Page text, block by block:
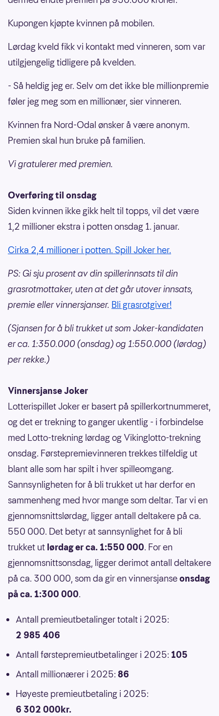
Kupongen kjøpte kvinnen på mobilen.
Lørdag kveld fikk vi kontakt med vinneren, som var
utilgjengelig tidligere på kvelden.
- Så heldig jeg er. Selv om det ikke ble millionpremie
føler jeg meg som en millionær, sier vinneren.
Kvinnen fra Nord-Odal ønsker å være anonym.
Premien skal hun bruke på familien.
Vi gratulerer med premien.
Overføring til onsdag
Siden kvinnen ikke gikk helt til topps, vil det være
1,2 millioner ekstra i potten onsdag 1. januar.
Cirka 2,4 millioner i potten. Spill Joker her.
PS: Gi sju prosent av din spillerinnsats til din
grasrotmottaker, uten at det går utover innsats,
premie eller vinnersjanser. Bli grasrotgiver!
(Sjansen for å bli trukket ut som Joker-kandidaten
er ca. 1:350.000 (onsdag) og 1:550.000 (lørdag)
per rekke.)
Vinnersjanse Joker
Lotterispillet Joker er basert på spillerkortnummeret,
og det er trekning to ganger ukentlig - i forbindelse
med Lotto-trekning lørdag og Vikinglotto-trekning
onsdag. Førstepremievinneren trekkes tilfeldig ut
blant alle som har spilt i hver spilleomgang.
Sannsynligheten for å bli trukket ut har derfor en
sammenheng med hvor mange som deltar. Tar vi en
gjennomsnittslørdag, ligger antall deltakere på ca.
550 000. Det betyr at sannsynlighet for å bli
trukket ut lørdag er ca. 1:550 000. For en
gjennomsnittsonsdag, ligger derimot antall deltakere
på ca. 300 000, som da gir en vinnersjanseonsdag
på ca. 1:300 000.
Antall premieutbetalinger totalt i 2025:
2 985 406
Antall førstepremieutbetalinger i 2025: 105
Antall millionærer i 2025: 86
Høyeste premieutbetaling i 2025:
6 302 000kr.